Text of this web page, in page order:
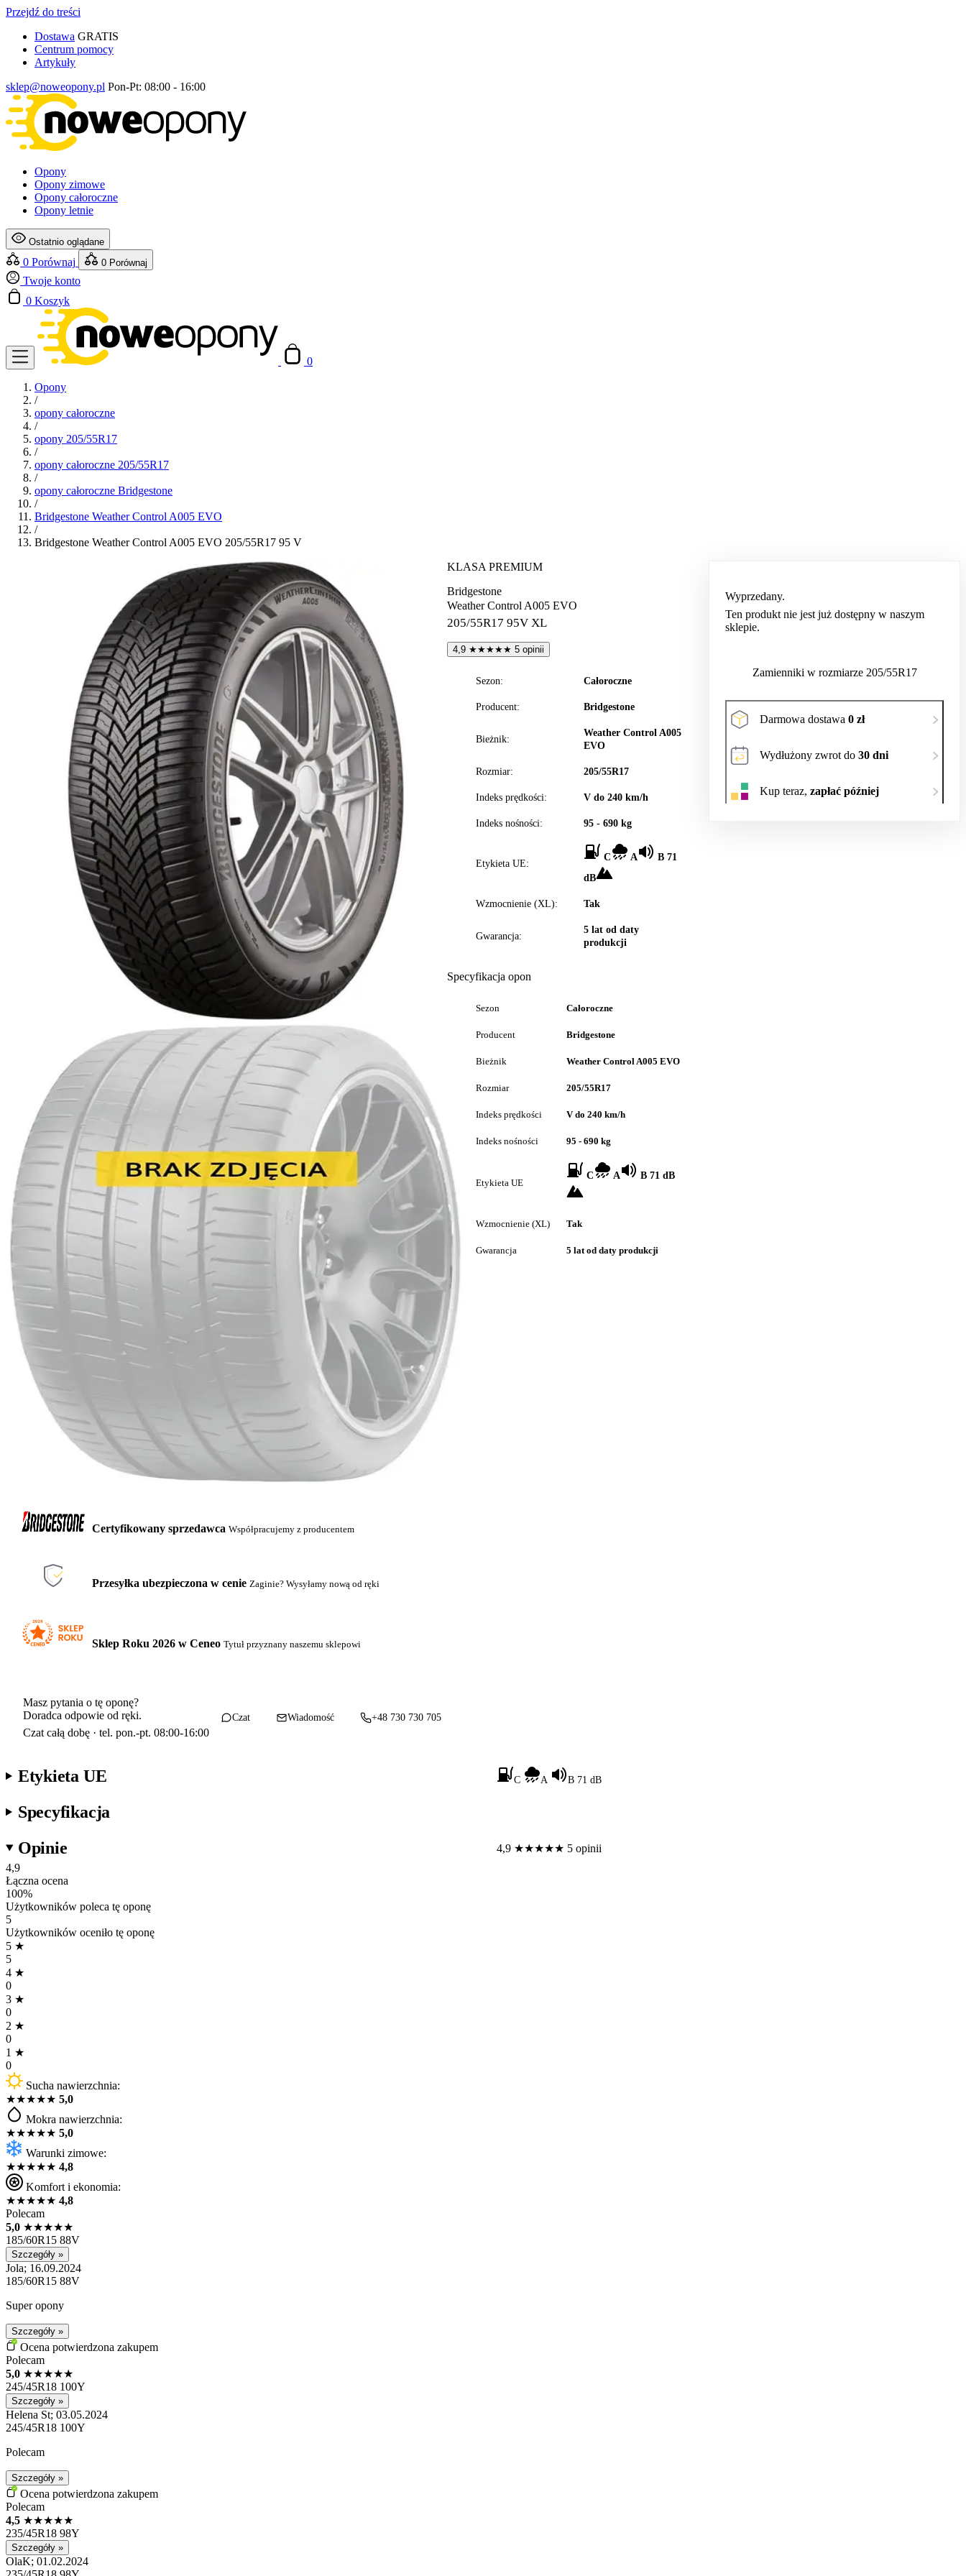
Przejdź do treści
Dostawa GRATIS
Centrum pomocy
Artykuły
sklep@noweopony.pl Pon-Pt: 08:00 - 16:00
Opony
Opony zimowe
Opony całoroczne
Opony letnie
Ostatnio oglądane
0 Porównaj 0 Porównaj
Twoje konto
0 Koszyk
0
Opony
/
opony całoroczne
/
opony 205/55R17
/
opony całoroczne 205/55R17
/
opony całoroczne Bridgestone
/
Bridgestone Weather Control A005 EVO
/
Bridgestone Weather Control A005 EVO 205/55R17 95 V
KLASA PREMIUM
Bridgestone
Weather Control A005 EVO
205/55R17 95V XL
4,9 ★★★★★ 5 opinii
Sezon: Całoroczne
Producent: Bridgestone
Bieżnik:
Weather Control A005
EVO
Rozmiar: 205/55R17
Indeks prędkości: V do 240 km/h
Indeks nośności: 95 - 690 kg
Etykieta UE:
C A
B 71
dB
Wzmocnienie (XL): Tak
Gwarancja:
5 lat od daty
produkcji
Specyfikacja opon
Sezon Całoroczne
Producent Bridgestone
Bieżnik Weather Control A005 EVO
Rozmiar 205/55R17
Indeks prędkości V do 240 km/h
Indeks nośności 95 - 690 kg
Etykieta UE
C A B 71 dB
Wzmocnienie (XL) Tak
Gwarancja 5 lat od daty produkcji
Wyprzedany.
Ten produkt nie jest już dostępny w naszym
sklepie.
Zamienniki w rozmiarze 205/55R17
Darmowa dostawa 0 zł
Wydłużony zwrot do 30 dni
Kup teraz, zapłać później
Certyfikowany sprzedawca Współpracujemy z producentem
Przesyłka ubezpieczona w cenie Zaginie? Wysyłamy nową od ręki
Sklep Roku 2026 w Ceneo Tytuł przyznany naszemu sklepowi
Masz pytania o tę oponę?
Doradca odpowie od ręki.
Czat całą dobę · tel. pon.-pt. 08:00-16:00
Czat Wiadomość +48 730 730 705
Etykieta UE C A B 71 dB
Specyfikacja
Opinie
4,9 ★★★★★ 5 opinii
4,9
Łączna ocena
100%
Użytkowników poleca tę oponę
5
Użytkowników oceniło tę oponę
5 ★
5
4 ★
0
3 ★
0
2 ★
0
1 ★
0
Sucha nawierzchnia:
★★★★★ 5,0
Mokra nawierzchnia:
★★★★★ 5,0
Warunki zimowe:
★★★★★ 4,8
Komfort i ekonomia:
★★★★★ 4,8
Polecam
5,0 ★★★★★
185/60R15 88V
Szczegóły »
Jola; 16.09.2024
185/60R15 88V
Super opony
Szczegóły »
Ocena potwierdzona zakupem
Polecam
5,0 ★★★★★
245/45R18 100Y
Szczegóły »
Helena St; 03.05.2024
245/45R18 100Y
Polecam
Szczegóły »
Ocena potwierdzona zakupem
Polecam
4,5 ★★★★★
235/45R18 98Y
Szczegóły »
OlaK; 01.02.2024